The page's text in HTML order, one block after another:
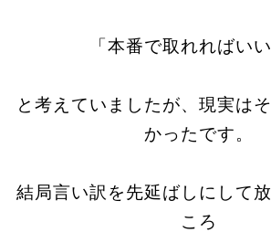
「本番で取れればいい
と考えていましたが、現実は
かったです。
結局言い訳を先延ばしにして
ころ